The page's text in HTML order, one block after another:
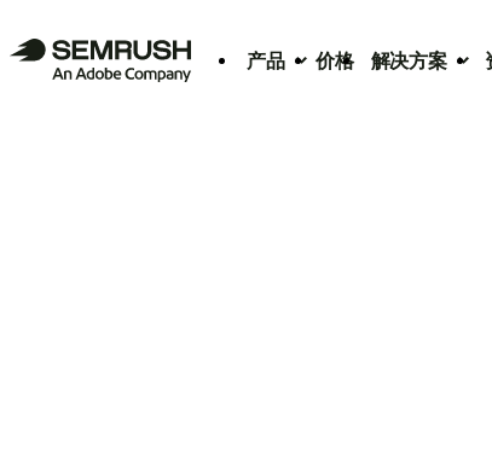
产品 价格 解决方案